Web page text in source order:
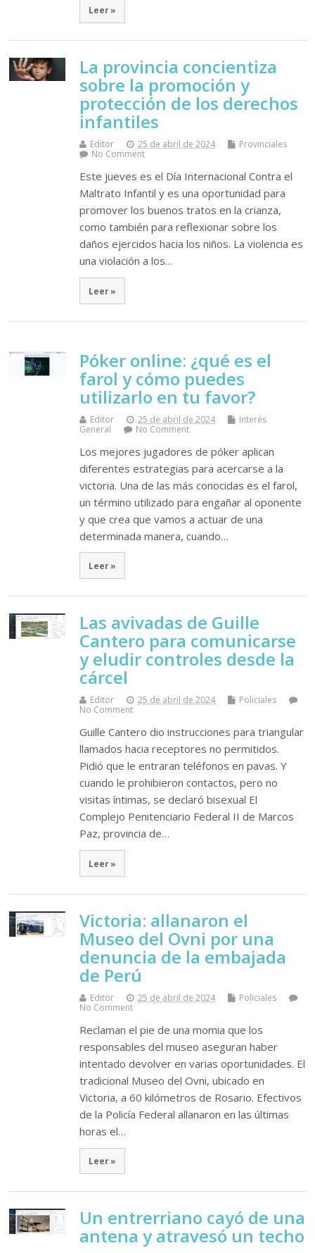
Leer »
La provincia concientiza
sobre la promoción y
protección de los derechos
infantiles
Editor 25 de abril de 2024
Provinciales
No Comment
Este jueves es el Día Internacional Contra el
Maltrato Infantil y es una oportunidad para
promover los buenos tratos en la crianza,
como también para reflexionar sobre los
daños ejercidos hacia los niños. La violencia es
una violación a los…
Leer »
Póker online: ¿qué es el
farol y cómo puedes
utilizarlo en tu favor?
Editor 25 de abril de 2024
Interés
General
No Comment
Los mejores jugadores de póker aplican
diferentes estrategias para acercarse a la
victoria. Una de las más conocidas es el farol,
un término utilizado para engañar al oponente
y que crea que vamos a actuar de una
determinada manera, cuando…
Leer »
Las avivadas de Guille
Cantero para comunicarse
y eludir controles desde la
cárcel
Editor 25 de abril de 2024
Policiales
No Comment
Guille Cantero dio instrucciones para triangular
llamados hacia receptores no permitidos.
Pidió que le entraran teléfonos en pavas. Y
cuando le prohibieron contactos, pero no
visitas íntimas, se declaró bisexual El
Complejo Penitenciario Federal II de Marcos
Paz, provincia de…
Leer »
Victoria: allanaron el
Museo del Ovni por una
denuncia de la embajada
de Perú
Editor 25 de abril de 2024
Policiales
No Comment
Reclaman el pie de una momia que los
responsables del museo aseguran haber
intentado devolver en varias oportunidades. El
tradicional Museo del Ovni, ubicado en
Victoria, a 60 kilómetros de Rosario. Efectivos
de la Policía Federal allanaron en las últimas
horas el…
Leer »
Un entrerriano cayó de una
antena y atravesó un techo